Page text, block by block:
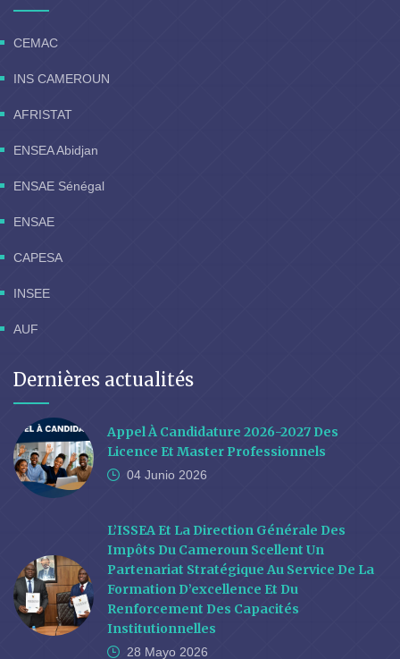
CEMAC
INS CAMEROUN
AFRISTAT
ENSEA Abidjan
ENSAE Sénégal
ENSAE
CAPESA
INSEE
AUF
Dernières actualités
Appel À Candidature 2026-2027 Des
Licence Et Master Professionnels
04 Junio 2026
L’ISSEA Et La Direction Générale Des
Impôts Du Cameroun Scellent Un
Partenariat Stratégique Au Service De La
Formation D’excellence Et Du
Renforcement Des Capacités
Institutionnelles
28 Mayo 2026